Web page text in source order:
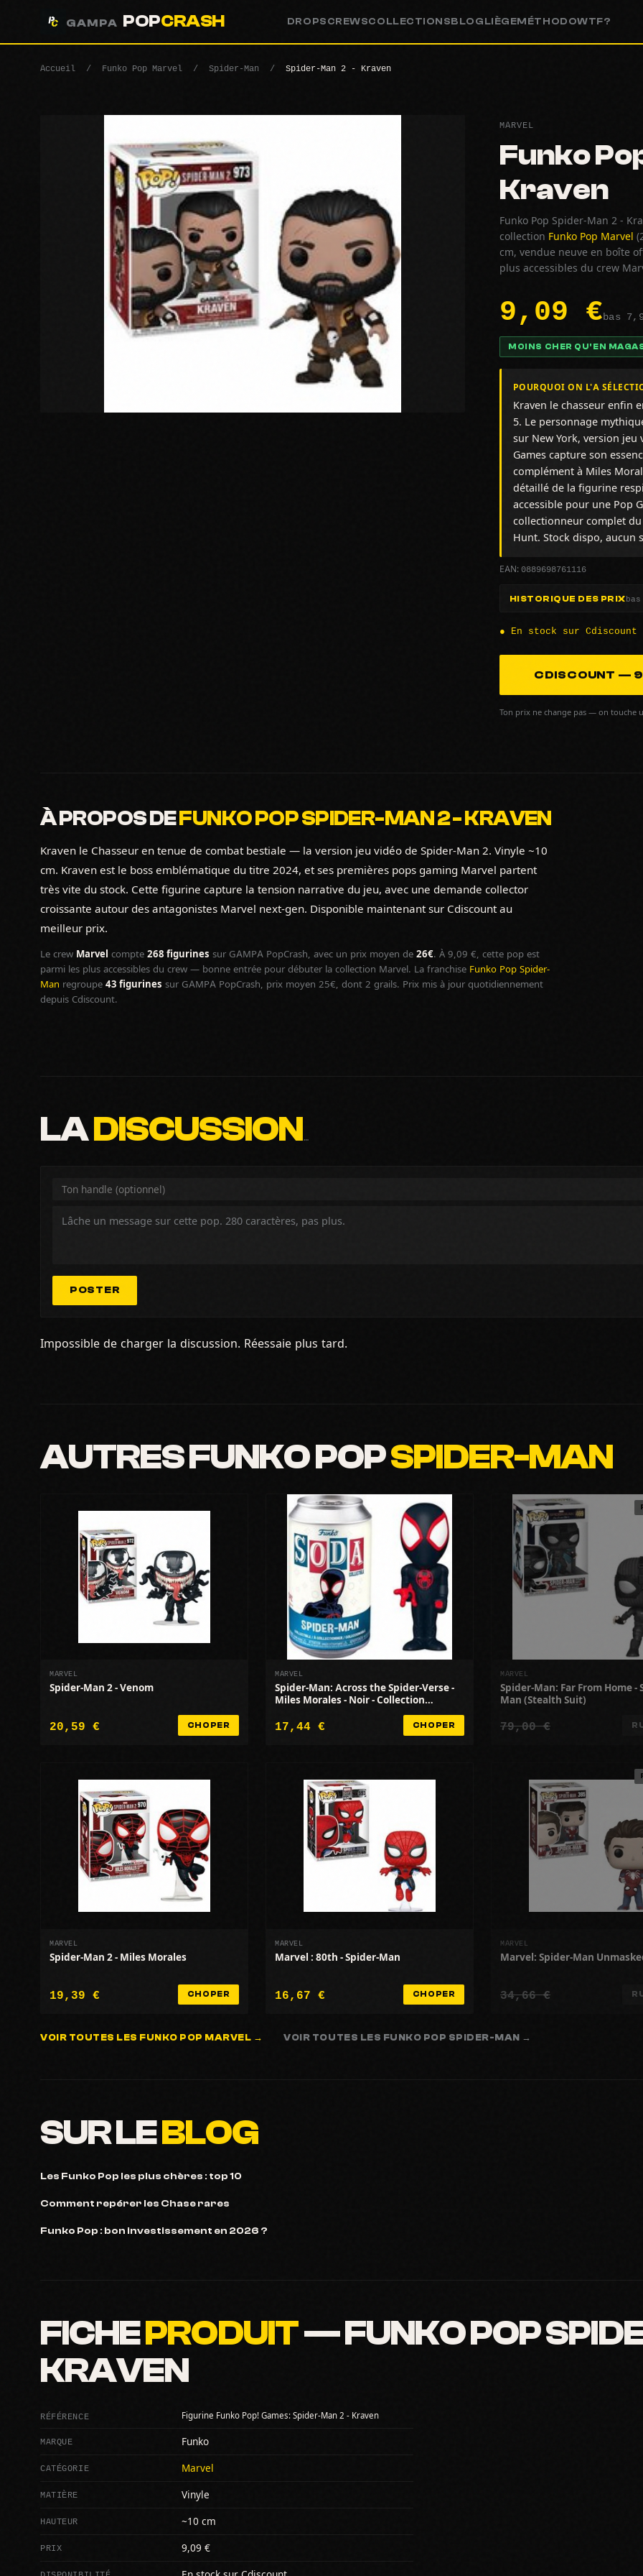
GAMPA POPCRASH DROPS CREWSCOLLECTIONSBLOG LIÈGEMÉTHODOWTF?
Accueil / Funko Pop Marvel / Spider-Man / Spider-Man 2 - Kraven
MARVEL
Funko
Kraven
Funko Pop Spider-Man 2 -
collection Funko Pop Marvel
cm, vendue neuve en boîte
plus accessibles du crew
9,09 €bas
MOINS CHER QU'EN
POURQUOI ON L'A
Kraven le chasseur enfin
5. Le personnage
sur New York, version
Games capture son
complément à Miles
détaillé de la figurine
accessible pour une Pop
collectionneur complet du
Hunt. Stock dispo, aucun
EAN: 0889698761116
HISTORIQUE DES PRIX
● En stock sur Cdiscount
CDISCOUNT —
Ton prix ne change pas — on touche
À PROPOS DE FUNKO POP SPIDER-MAN 2 - KRAVEN
Kraven le Chasseur en tenue de combat bestiale — la version jeu vidéo de Spider-Man 2. Vinyle ~10
cm. Kraven est le boss emblématique du titre 2024, et ses premières pops gaming Marvel partent
très vite du stock. Cette figurine capture la tension narrative du jeu, avec une demande collector
croissante autour des antagonistes Marvel next-gen. Disponible maintenant sur Cdiscount au
meilleur prix.
Le crew Marvel compte 268 figurines sur GAMPA PopCrash, avec un prix moyen de 26€. À 9,09 €, cette pop est
parmi les plus accessibles du crew — bonne entrée pour débuter la collection Marvel. La franchise Funko Pop Spider-
Man regroupe 43 figurines sur GAMPA PopCrash, prix moyen 25€, dont 2 grails. Prix mis à jour quotidiennement
depuis Cdiscount.
LADISCUSSION…
POSTER
Impossible de charger la discussion. Réessaie plus tard.
AUTRES FUNKO POPSPIDER-MAN
MARVEL
Spider-Man 2 - Venom
20,59 € CHOPER
MARVEL
Spider-Man: Across the Spider-Verse -
Miles Morales - Noir - Collection
17,44 € CHOPER
MARVEL
Spider-Man: Far From Home -
Man (Stealth Suit)
79,00 €
MARVEL
Spider-Man 2 - Miles Morales
19,39 € CHOPER
MARVEL
Marvel : 80th - Spider-Man
16,67 € CHOPER
MARVEL
Marvel: Spider-Man
34,66 €
VOIR TOUTES LES FUNKO POP MARVEL → VOIR TOUTES LES FUNKO POP SPIDER-MAN →
SUR LEBLOG
Les Funko Pop les plus chères : top 10
Comment repérer les Chase rares
Funko Pop : bon investissement en 2026 ?
FICHEPRODUIT— FUNKO POP
KRAVEN
RÉFÉRENCE Figurine Funko Pop! Games: Spider-Man 2 - Kraven
MARQUE Funko
CATÉGORIE Marvel
MATIÈRE Vinyle
HAUTEUR ~10 cm
PRIX 9,09 €